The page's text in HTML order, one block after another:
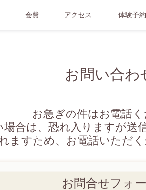
会費 アクセス 体験予約
お問い合わ
お急ぎの件はお電話く
合は、恐れ入りますが送
ますため、お電話いただく
お問合せフォ